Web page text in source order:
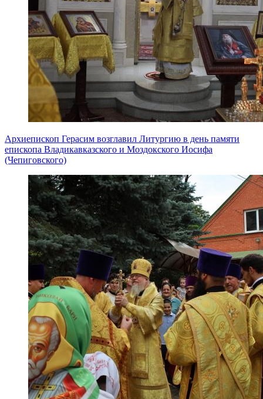
Архиепископ Герасим возглавил Литургию в день памяти
епископа Владикавказского и Моздокского Иосифа
(Чепиговского)